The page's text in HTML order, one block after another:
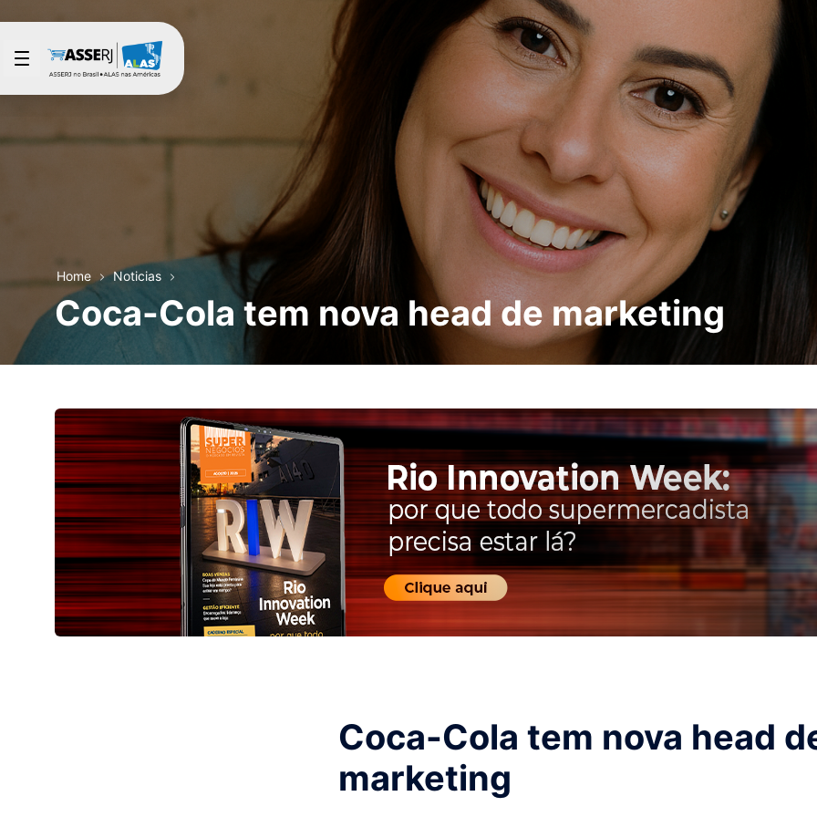
Saltar al contenido principal
Home Noticias
Coca-Cola tem nova head de marketing
Coca-Cola tem nova head
marketing